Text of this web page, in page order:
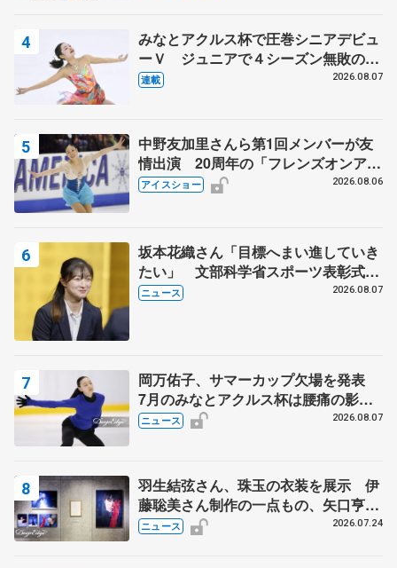
みなとアクルス杯で圧巻シニアデビュ
ーＶ ジュニアで４シーズン無敗の島
田麻央
連載 2026.08.07
中野友加里さんら第1回メンバーが友
情出演 20周年の「フレンズオンアイ
ス」 宮本賢二さん、有川梨絵さん、
アイスショー 2026.08.06
坂本花織さん「目標へまい進していき
たい」 文部科学省スポーツ表彰式で
代表謝辞
ニュース 2026.08.07
岡万佑子、サマーカップ欠場を発表
7月のみなとアクルス杯は腰痛の影響
で
ニュース 2026.08.07
羽生結弦さん、珠玉の衣装を展示 伊
藤聡美さん制作の一点もの、矢口亨さ
んが撮影
ニュース 2026.07.24